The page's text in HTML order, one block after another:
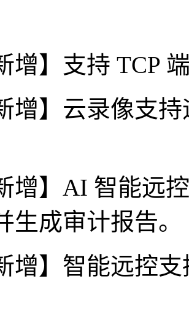
】支持 TCP 端
】云录像支持
】AI 智能远控
生成审计报告。
】智能远控支